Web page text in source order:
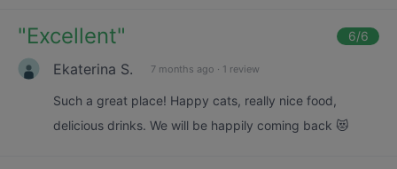
"Excellent" 6/6
Ekaterina S. 7 months ago · 1 review
Such a great place! Happy cats, really nice food,
delicious drinks. We will be happily coming back 😻